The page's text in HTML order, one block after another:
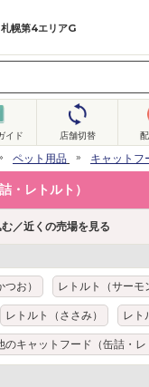
札幌第4エリアG
イド 店舗切替
ペット用品 キャットフ
・レトルト）
／近くの売場を見る
お） レトルト（サーモ
レトルト（ささみ） レト
のキャットフード（缶詰・レ